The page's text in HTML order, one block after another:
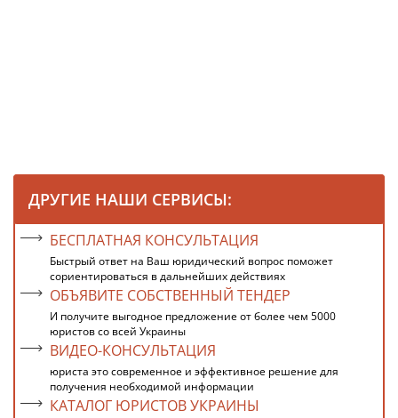
ДРУГИЕ НАШИ СЕРВИСЫ:
БЕСПЛАТНАЯ КОНСУЛЬТАЦИЯ
Быстрый ответ на Ваш юридический вопрос поможет
сориентироваться в дальнейших действиях
ОБЪЯВИТЕ СОБСТВЕННЫЙ ТЕНДЕР
И получите выгодное предложение от более чем 5000
юристов со всей Украины
ВИДЕО-КОНСУЛЬТАЦИЯ
юриста это современное и эффективное решение для
получения необходимой информации
КАТАЛОГ ЮРИСТОВ УКРАИНЫ